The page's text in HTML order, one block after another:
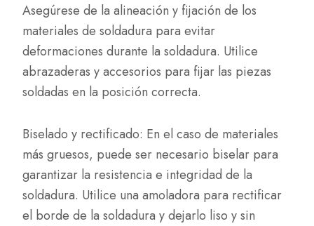
Asegúrese de la alineación y fijación de los
materiales de soldadura para evitar
deformaciones durante la soldadura. Utilice
abrazaderas y accesorios para fijar las piezas
soldadas en la posición correcta.
Biselado y rectificado: En el caso de materiales
más gruesos, puede ser necesario biselar para
garantizar la resistencia e integridad de la
soldadura. Utilice una amoladora para rectificar
el borde de la soldadura y dejarlo liso y sin